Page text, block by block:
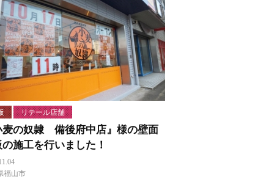
リテール店舗
麦の奴隷 備後府中店』様の壁面
施工を行いました！
福山市